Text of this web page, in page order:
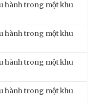
hành trong một khu
hành trong một khu
hành trong một khu
hành trong một khu